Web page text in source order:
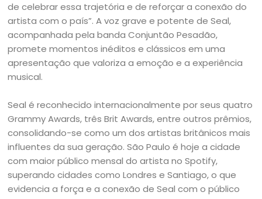
de celebrar essa trajetória e de reforçar a conexão do
artista com o país”. A voz grave e potente de Seal,
acompanhada pela banda Conjuntão Pesadão,
promete momentos inéditos e clássicos em uma
apresentação que valoriza a emoção e a experiência
musical.
Seal é reconhecido internacionalmente por seus quatro
Grammy Awards, três Brit Awards, entre outros prêmios,
consolidando-se como um dos artistas britânicos mais
influentes da sua geração. São Paulo é hoje a cidade
com maior público mensal do artista no Spotify,
superando cidades como Londres e Santiago, o que
evidencia a força e a conexão de Seal com o público